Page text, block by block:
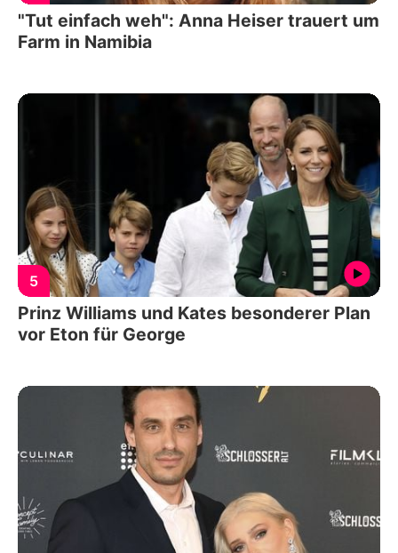
"Tut einfach weh": Anna Heiser trauert um
Farm in Namibia
5
Prinz Williams und Kates besonderer Plan
vor Eton für George